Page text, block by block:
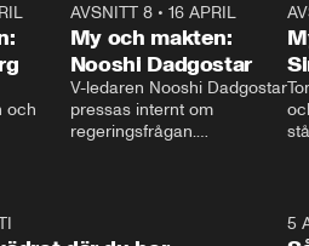
och
AVSNITT 8• 16 APRIL
My och makten:
Nooshi Dadgostar
V-ledaren Nooshi Dadgostar
pressas internt om
regeringsfrågan.
– Vi ställer upp i val. Ska vi
5